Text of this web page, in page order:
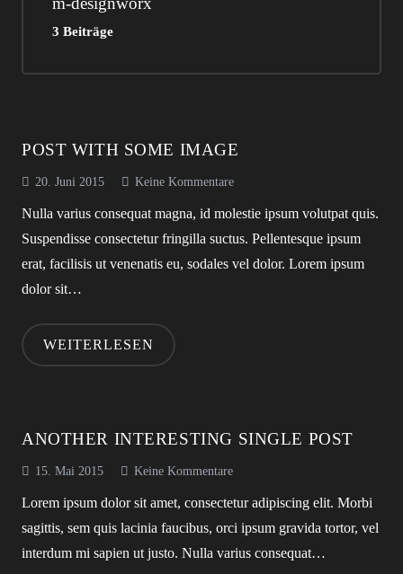
3 Beiträge
POST WITH SOME IMAGE
20. Juni 2015 Keine Kommentare
Nulla varius consequat magna, id molestie ipsum volutpat quis.
Suspendisse consectetur fringilla suctus. Pellentesque ipsum
erat, facilisis ut venenatis eu, sodales vel dolor. Lorem ipsum
dolor sit…
WEITERLESEN
ANOTHER INTERESTING SINGLE POST
15. Mai 2015 Keine Kommentare
Lorem ipsum dolor sit amet, consectetur adipiscing elit. Morbi
sagittis, sem quis lacinia faucibus, orci ipsum gravida tortor, vel
interdum mi sapien ut justo. Nulla varius consequat…